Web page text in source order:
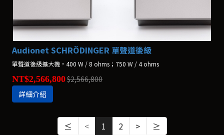
Audionet SCHRÖDINGER 單聲道後級
單聲道後級擴大機，400 W / 8 ohms；750 W / 4 ohms
NT$2,566,800$2,566,800
詳細介紹
≤ < 1 2 > ≥